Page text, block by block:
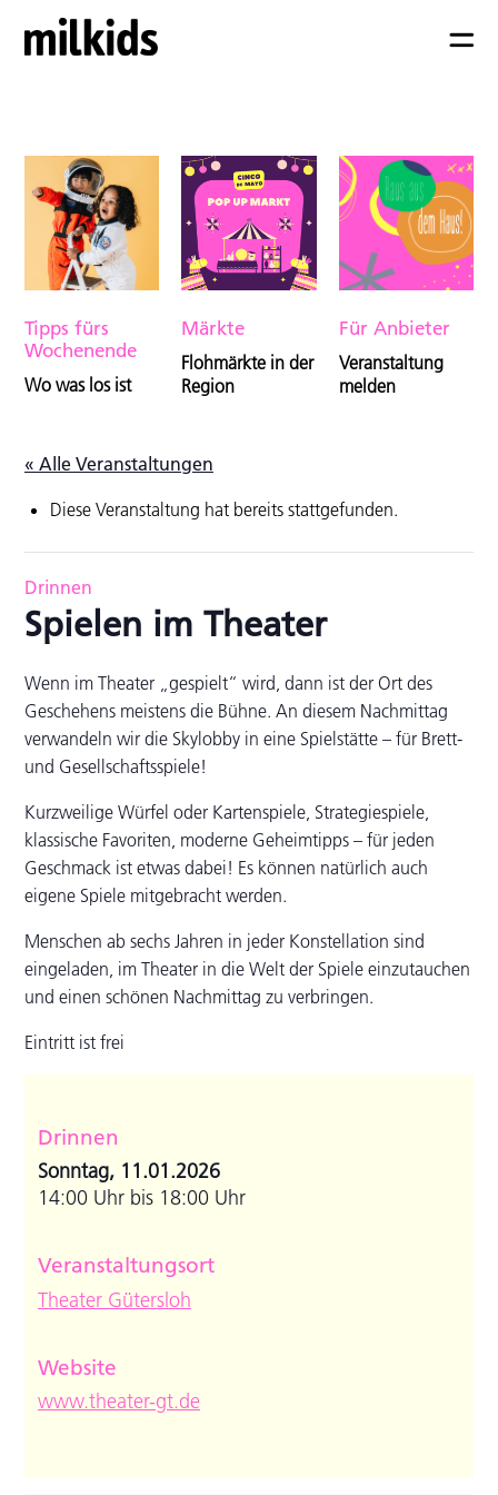
Tipps fürs
Wochenende
Wo was los ist
Märkte
Flohmärkte in der
Region
Für Anbieter
Veranstaltung
melden
« Alle Veranstaltungen
Diese Veranstaltung hat bereits stattgefunden.
Drinnen
Spielen im Theater
Wenn im Theater „gespielt“ wird, dann ist der Ort des
Geschehens meis­tens die Bühne. An diesem Nachmittag
verwandeln wir die Skylobby in eine Spielstätte – für Brett­
und Gesellschaftsspiele!
Kurzweilige Würfel­ oder Kartenspiele, Strategie­spiele,
klassische Favoriten, moderne Geheimtipps – für jeden
Geschmack ist etwas dabei! Es können natürlich auch
eigene Spiele mitgebracht wer­den.
Menschen ab sechs Jahren in jeder Konstellation sind
eingeladen, im Theater in die Welt der Spiele einzutauchen
und einen schö­nen Nachmittag zu verbringen.
Eintritt ist frei
Drinnen
Sonntag, 11.01.2026
14:00 Uhr bis 18:00 Uhr
Veranstaltungsort
Theater Gütersloh
Website
www.theater-gt.de